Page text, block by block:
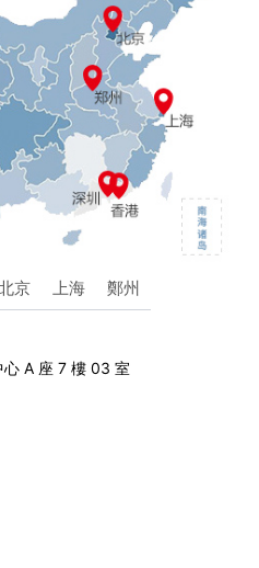
京 上海 鄭州
心 A 座 7 樓 03 室